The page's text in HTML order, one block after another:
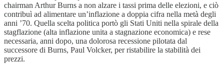
chairman Arthur Burns a non alzare i tassi prima delle elezioni, e ciò
contribuì ad alimentare un’inflazione a doppia cifra nella metà degli
anni ’70. Quella scelta politica portò gli Stati Uniti nella spirale della
stagflazione (alta inflazione unita a stagnazione economica) e rese
necessaria, anni dopo, una dolorosa recessione pilotata dal
successore di Burns, Paul Volcker, per ristabilire la stabilità dei
prezzi.